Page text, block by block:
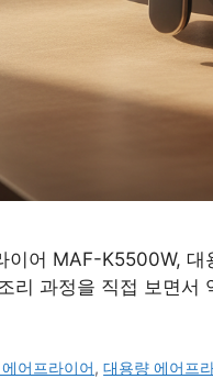
이어 MAF-K5500W,
리 과정을 직접 보면서
어프라이어,대용량 에어프